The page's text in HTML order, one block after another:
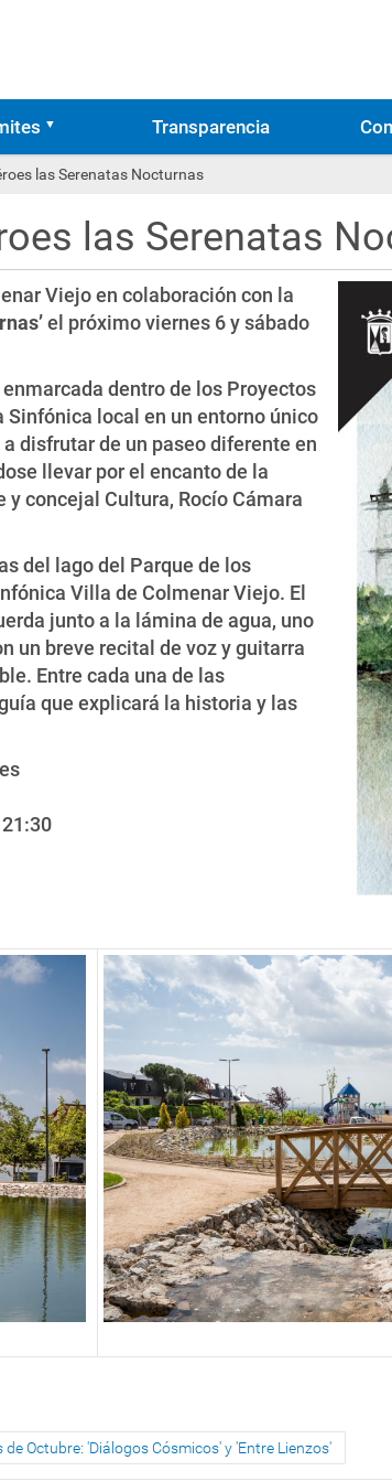
Transparencia
las Serenatas Nocturnas
las Serenatas
Viejo en colaboración con la
el próximo viernes 6 y sábado
dentro de los Proyectos
local en un entorno único
disfrutar de un paseo diferente en
llevar por el encanto de la
concejal Cultura, Rocío Cámara
del lago del Parque de los
Villa de Colmenar Viejo. El
junto a la lámina de agua, uno
un breve recital de voz y guitarra
Entre cada una de las
que explicará la historia y las
Octubre: 'Diálogos Cósmicos' y 'Entre Lienzos'